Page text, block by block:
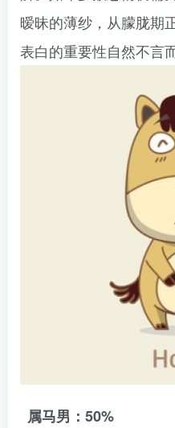
暧昧的薄纱，从朦胧期
表白的重要性自然不言而
属马男：50%